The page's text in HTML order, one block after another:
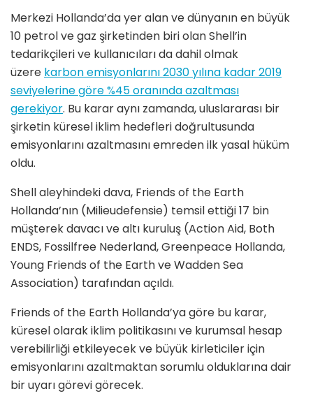
Merkezi Hollanda’da yer alan ve dünyanın en büyük
10 petrol ve gaz şirketinden biri olan Shell’in
tedarikçileri ve kullanıcıları da dahil olmak
üzere karbon emisyonlarını 2030 yılına kadar 2019
seviyelerine göre %45 oranında azaltması
gerekiyor. Bu karar aynı zamanda, uluslararası bir
şirketin küresel iklim hedefleri doğrultusunda
emisyonlarını azaltmasını emreden ilk yasal hüküm
oldu.
Shell aleyhindeki dava, Friends of the Earth
Hollanda’nın (Milieudefensie) temsil ettiği 17 bin
müşterek davacı ve altı kuruluş (Action Aid, Both
ENDS, Fossilfree Nederland, Greenpeace Hollanda,
Young Friends of the Earth ve Wadden Sea
Association) tarafından açıldı.
Friends of the Earth Hollanda’ya göre bu karar,
küresel olarak iklim politikasını ve kurumsal hesap
verebilirliği etkileyecek ve büyük kirleticiler için
emisyonlarını azaltmaktan sorumlu olduklarına dair
bir uyarı görevi görecek.